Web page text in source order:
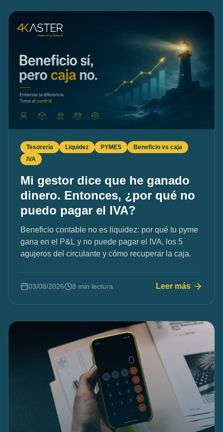
Tesorería Liquidez PYMES
Beneficio vs caja
IVA
Mi gestor dice que he ganado
dinero. Entonces, ¿por qué no
puedo pagar el IVA?
Beneficio contable no es liquidez: por qué tu pyme
gana en el P&L y no puede pagar el IVA, los 5
agujeros del circulante y cómo recuperar la caja.
03/08/2026 8 min lectura Leer más